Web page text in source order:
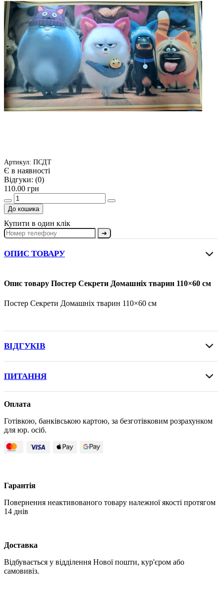
Артикул: ПСДТ
Є в наявності
Відгуки: (0)
110.00 грн
До кошика
Купити в один клік
➔
ОПИС ТОВАРУ
Опис товару Постер Секрети Домашніх тварин 110×60 см
Постер Секрети Домашніх тварин 110×60 см
ВІДГУКІВ
ПИТАННЯ
Оплата
Готівкою, банківською картою, за безготівковим розрахунком
для юр. осіб.
Гарантія
Повернення неактивованого товару належної якості протягом
14 днів
Доставка
Відбувається у відділення Нової пошти, кур'єром або
самовивіз.